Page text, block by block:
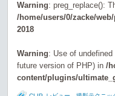
Warning: preg_replace():
/home/users/0/zacke/
2018
Warning: Use of
future version of PHP) in /
content/plugins/